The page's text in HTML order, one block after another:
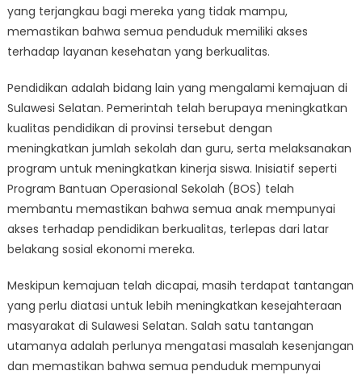
yang terjangkau bagi mereka yang tidak mampu,
memastikan bahwa semua penduduk memiliki akses
terhadap layanan kesehatan yang berkualitas.
Pendidikan adalah bidang lain yang mengalami kemajuan di
Sulawesi Selatan. Pemerintah telah berupaya meningkatkan
kualitas pendidikan di provinsi tersebut dengan
meningkatkan jumlah sekolah dan guru, serta melaksanakan
program untuk meningkatkan kinerja siswa. Inisiatif seperti
Program Bantuan Operasional Sekolah (BOS) telah
membantu memastikan bahwa semua anak mempunyai
akses terhadap pendidikan berkualitas, terlepas dari latar
belakang sosial ekonomi mereka.
Meskipun kemajuan telah dicapai, masih terdapat tantangan
yang perlu diatasi untuk lebih meningkatkan kesejahteraan
masyarakat di Sulawesi Selatan. Salah satu tantangan
utamanya adalah perlunya mengatasi masalah kesenjangan
dan memastikan bahwa semua penduduk mempunyai